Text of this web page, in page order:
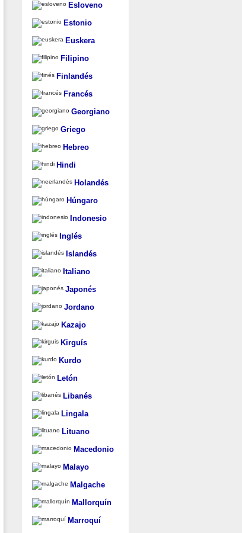
Esloveno
Estonio
Euskera
Filipino
Finlandés
Francés
Georgiano
Griego
Hebreo
Hindi
Holandés
Húngaro
Indonesio
Inglés
Islandés
Italiano
Japonés
Jordano
Kazajo
Kirguís
Kurdo
Letón
Libanés
Lingala
Lituano
Macedonio
Malayo
Malgache
Mallorquín
Marroquí